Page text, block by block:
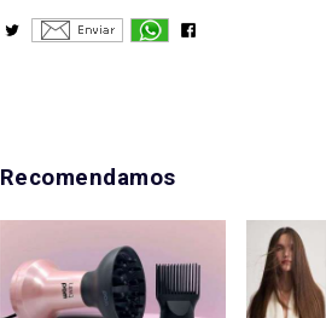
Recomendamos